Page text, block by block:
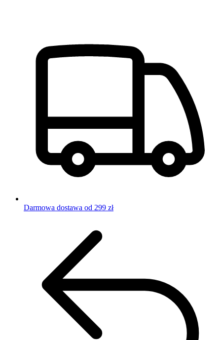
Darmowa dostawa od 299 zł